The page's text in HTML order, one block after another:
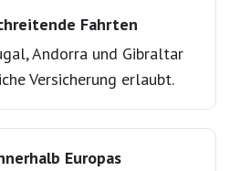
Fahrten
Andorra und Gibraltar
Versicherung erlaubt.
Europas